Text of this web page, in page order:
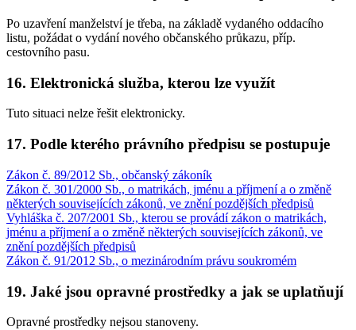
Po uzavření manželství je třeba, na základě vydaného oddacího
listu, požádat o vydání nového občanského průkazu, příp.
cestovního pasu.
16. Elektronická služba, kterou lze využít
Tuto situaci nelze řešit elektronicky.
17. Podle kterého právního předpisu se postupuje
Zákon č. 89/2012 Sb., občanský zákoník
Zákon č. 301/2000 Sb., o matrikách, jménu a příjmení a o změně
některých souvisejících zákonů, ve znění pozdějších předpisů
Vyhláška č. 207/2001 Sb., kterou se provádí zákon o matrikách,
jménu a příjmení a o změně některých souvisejících zákonů, ve
znění pozdějších předpisů
Zákon č. 91/2012 Sb., o mezinárodním právu soukromém
19. Jaké jsou opravné prostředky a jak se uplatňují
Opravné prostředky nejsou stanoveny.